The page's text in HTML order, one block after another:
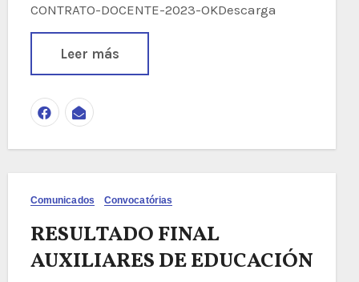
CONTRATO-DOCENTE-2023-OKDescarga
Leer más
Comunicados Convocatórias
RESULTADO FINAL
AUXILIARES DE EDUCACIÓN